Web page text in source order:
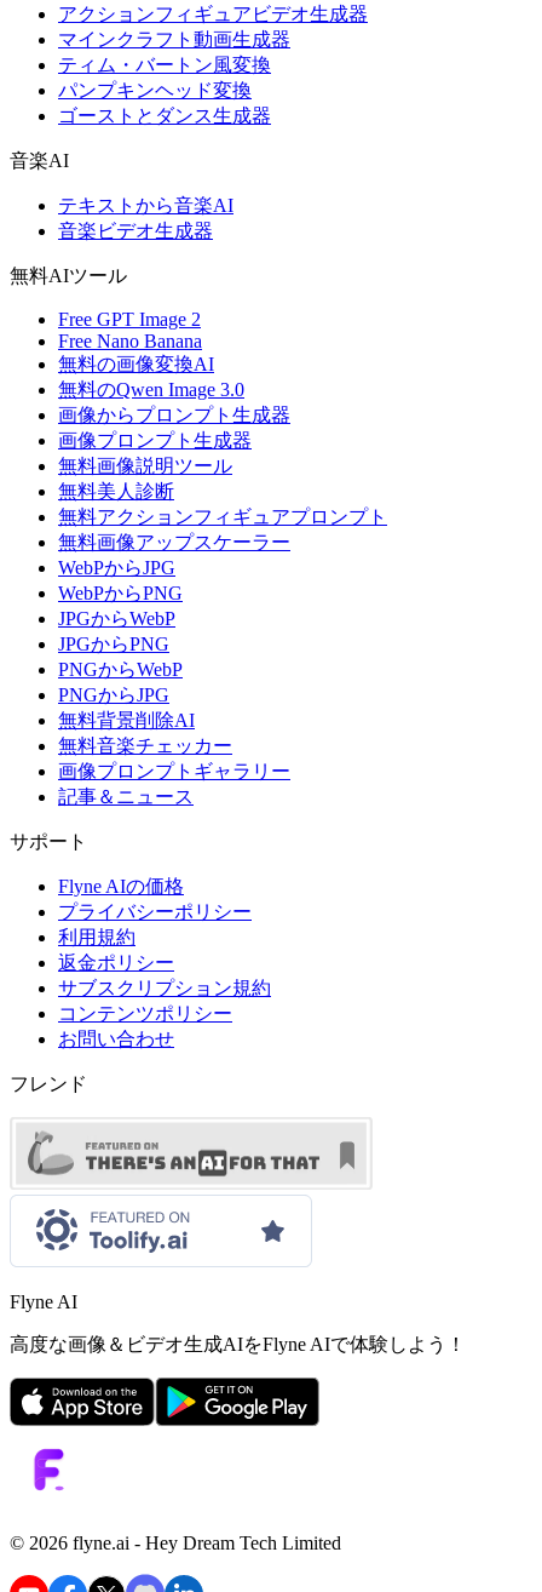
アクションフィギュアビデオ生成器
マインクラフト動画生成器
ティム・バートン風変換
パンプキンヘッド変換
ゴーストとダンス生成器
音楽AI
テキストから音楽AI
音楽ビデオ生成器
無料AIツール
Free GPT Image 2
Free Nano Banana
無料の画像変換AI
無料のQwen Image 3.0
画像からプロンプト生成器
画像プロンプト生成器
無料画像説明ツール
無料美人診断
無料アクションフィギュアプロンプト
無料画像アップスケーラー
WebPからJPG
WebPからPNG
JPGからWebP
JPGからPNG
PNGからWebP
PNGからJPG
無料背景削除AI
無料音楽チェッカー
画像プロンプトギャラリー
記事＆ニュース
サポート
Flyne AIの価格
プライバシーポリシー
利用規約
返金ポリシー
サブスクリプション規約
コンテンツポリシー
お問い合わせ
フレンド
Flyne AI
高度な画像＆ビデオ生成AIをFlyne AIで体験しよう！
©️ 2026 flyne.ai - Hey Dream Tech Limited